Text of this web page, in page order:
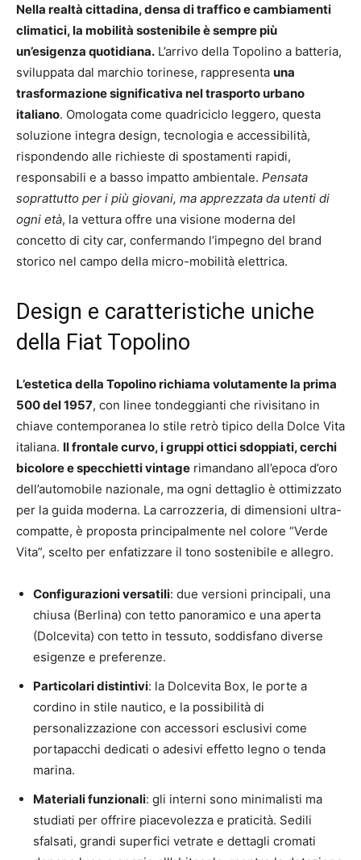
Nella realtà cittadina, densa di traffico e cambiamenti
climatici, la mobilità sostenibile è sempre più
un’esigenza quotidiana. L’arrivo della Topolino a batteria,
sviluppata dal marchio torinese, rappresenta una
trasformazione significativa nel trasporto urbano
italiano. Omologata come quadriciclo leggero, questa
soluzione integra design, tecnologia e accessibilità,
rispondendo alle richieste di spostamenti rapidi,
responsabili e a basso impatto ambientale. Pensata
soprattutto per i più giovani, ma apprezzata da utenti di
ogni età, la vettura offre una visione moderna del
concetto di city car, confermando l’impegno del brand
storico nel campo della micro-mobilità elettrica.
Design e caratteristiche uniche
della Fiat Topolino
L’estetica della Topolino richiama volutamente la prima
500 del 1957, con linee tondeggianti che rivisitano in
chiave contemporanea lo stile retrò tipico della Dolce Vita
italiana. Il frontale curvo, i gruppi ottici sdoppiati, cerchi
bicolore e specchietti vintage rimandano all’epoca d’oro
dell’automobile nazionale, ma ogni dettaglio è ottimizzato
per la guida moderna. La carrozzeria, di dimensioni ultra-
compatte, è proposta principalmente nel colore “Verde
Vita”, scelto per enfatizzare il tono sostenibile e allegro.
Configurazioni versatili: due versioni principali, una
chiusa (Berlina) con tetto panoramico e una aperta
(Dolcevita) con tetto in tessuto, soddisfano diverse
esigenze e preferenze.
Particolari distintivi: la Dolcevita Box, le porte a
cordino in stile nautico, e la possibilità di
personalizzazione con accessori esclusivi come
portapacchi dedicati o adesivi effetto legno o tenda
marina.
Materiali funzionali: gli interni sono minimalisti ma
studiati per offrire piacevolezza e praticità. Sedili
sfalsati, grandi superfici vetrate e dettagli cromati